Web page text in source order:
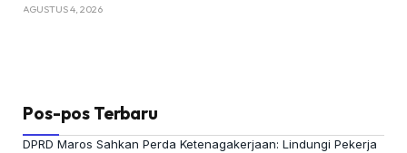
AGUSTUS 4, 2026
Pos-pos Terbaru
DPRD Maros Sahkan Perda Ketenagakerjaan: Lindungi Pekerja